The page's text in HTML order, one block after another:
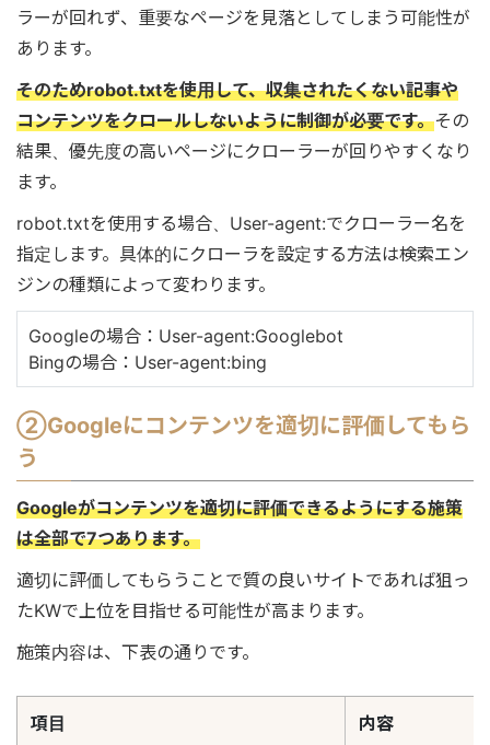
ラーが回れず、重要なページを見落としてしまう可能性が
あります。
そのためrobot.txtを使用して、収集されたくない記事や
コンテンツをクロールしないように制御が必要です。その
結果、優先度の高いページにクローラーが回りやすくなり
ます。
robot.txtを使用する場合、User-agent:でクローラー名を
指定します。具体的にクローラを設定する方法は検索エン
ジンの種類によって変わります。
Googleの場合：User-agent:Googlebot
Bingの場合：User-agent:bing
②Googleにコンテンツを適切に評価してもら
う
Googleがコンテンツを適切に評価できるようにする施策
は全部で7つあります。
適切に評価してもらうことで質の良いサイトであれば狙っ
たKWで上位を目指せる可能性が高まります。
施策内容は、下表の通りです。
項目 内容